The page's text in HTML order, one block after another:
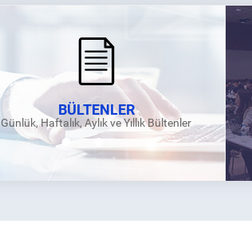
BÜLTENLER
Günlük, Haftalık, Aylık ve Yıllık Bültenler